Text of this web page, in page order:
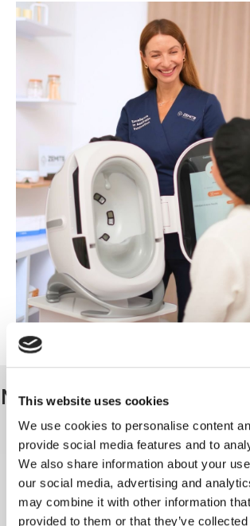
This website uses cookies
We use cookies to personalise content
provide social media features and to
We also share information about your
our social media, advertising and
may combine it with other information
provided to them or that they’ve
Formación y certificación gratuita
Especificaciones Técnicas